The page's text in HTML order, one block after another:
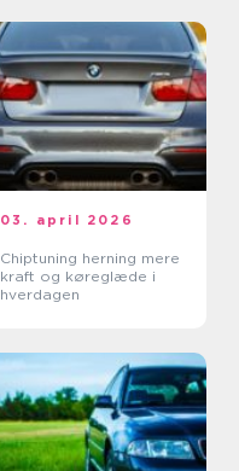
03. april 2026
Chiptuning herning mere
kraft og køreglæde i
hverdagen